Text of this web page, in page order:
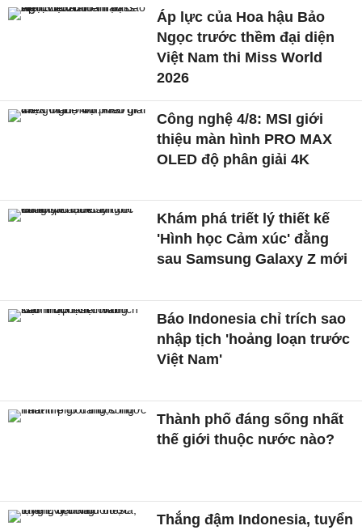
Áp lực của Hoa hậu Bảo
Ngọc trước thềm đại diện
Việt Nam thi Miss World
2026
Công nghệ 4/8: MSI giới
thiệu màn hình PRO MAX
OLED độ phân giải 4K
Khám phá triết lý thiết kế
'Hình học Cảm xúc' đằng
sau Samsung Galaxy Z mới
Báo Indonesia chỉ trích sao
nhập tịch 'hoảng loạn trước
Việt Nam'
Thành phố đáng sống nhất
thế giới thuộc nước nào?
Thắng đậm Indonesia, tuyển